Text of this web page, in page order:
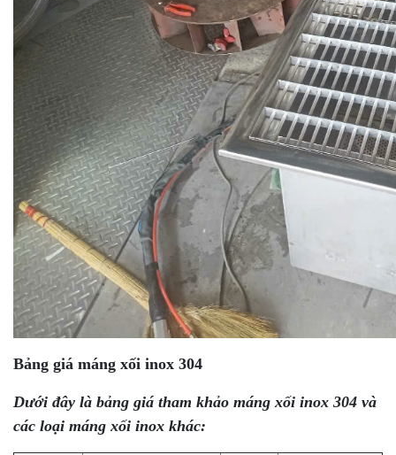
Bảng giá máng xối inox 304
Dưới đây là bảng giá tham khảo máng xối inox 304 và
các loại máng xối inox khác: